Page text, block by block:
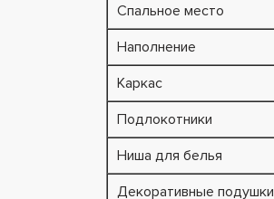
Спальное место
Наполнение
Каркас
Подлокотники
Ниша для белья
Декоративные подушки